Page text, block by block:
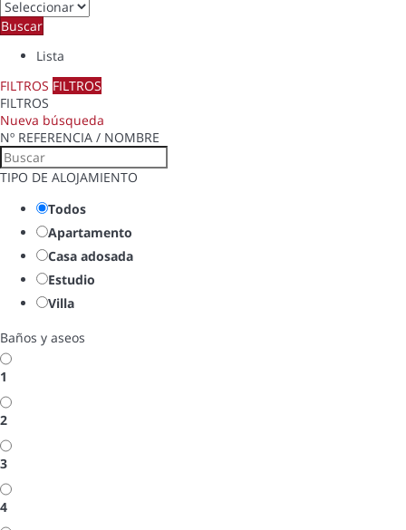
Buscar
Lista
FILTROS FILTROS
FILTROS
Nueva búsqueda
Nº REFERENCIA / NOMBRE
TIPO DE ALOJAMIENTO
Todos
Apartamento
Casa adosada
Estudio
Villa
Baños y aseos
1
2
3
4